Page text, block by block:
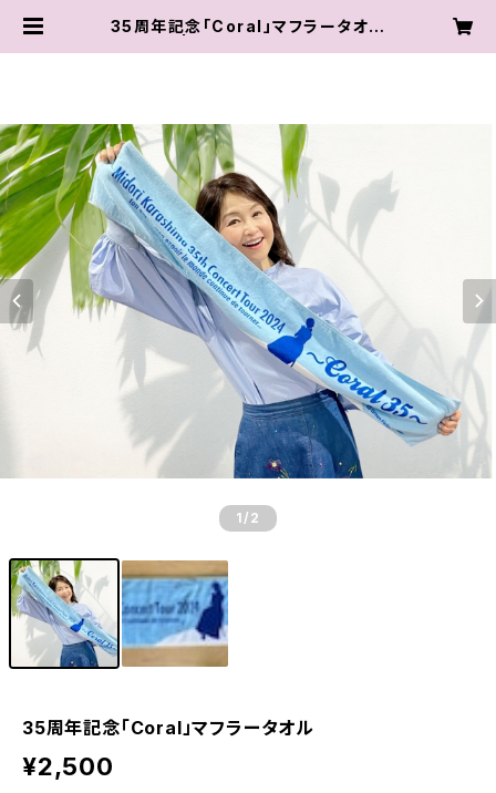
35周年記念「Coral」マフラータオル
1 /2
35周年記念「Coral」マフラータオル
¥2,500